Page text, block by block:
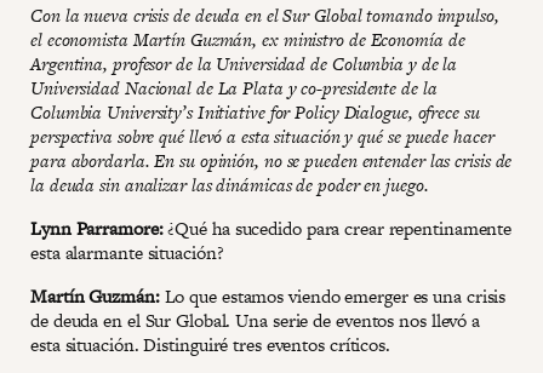
Con la nueva crisis de deuda en el Sur Global tomando impulso,
el economista Martín Guzmán, ex ministro de Economía de
Argentina, profesor de la Universidad de Columbia y de la
Universidad Nacional de La Plata y co-presidente de la
Columbia University’s Initiative for Policy Dialogue, ofrece su
perspectiva sobre qué llevó a esta situación y qué se puede hacer
para abordarla. En su opinión, no se pueden entender las crisis de
la deuda sin analizar las dinámicas de poder en juego.
Lynn Parramore:¿Qué ha sucedido para crear repentinamente
esta alarmante situación?
Martín Guzmán:Lo que estamos viendo emerger es una crisis
de deuda en el Sur Global. Una serie de eventos nos llevó a
esta situación. Distinguiré tres eventos críticos.